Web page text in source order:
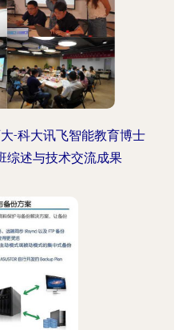
-科大讯飞智能教育博士
综述与技术交流成果